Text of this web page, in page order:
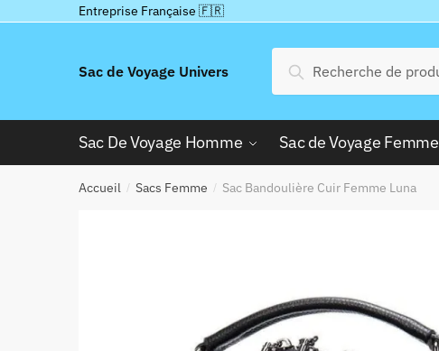
Entreprise Française 🇫🇷
Sac de Voyage Univers
pour :
Recherche
Sac De Voyage Homme Sac de Voyage Femme
Accueil / Sacs Femme / Sac Bandoulière Cuir Femme Luna